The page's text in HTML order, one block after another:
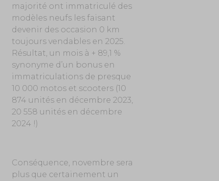
majorité ont immatriculé des
modèles neufs les faisant
devenir des occasion 0 km
toujours vendables en 2025.
Résultat, un mois à + 89,1 %
synonyme d’un bonus en
immatriculations de presque
10 000 motos et scooters (10
874 unités en décembre 2023,
20 558 unités en décembre
2024 !)
Conséquence, novembre sera
plus que certainement un